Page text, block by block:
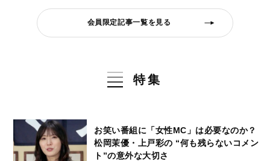
会員限定記事一覧を見る
特集
お笑い番組に「女性MC」は必要なのか？
松岡茉優・上戸彩の “何も残らないコメン
ト”の意外な大切さ